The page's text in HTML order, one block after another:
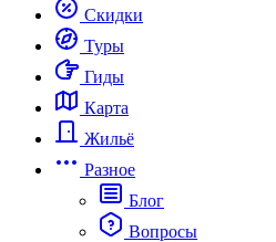
Скидки
Туры
Гиды
Карта
Жильё
Разное
Блог
Вопросы